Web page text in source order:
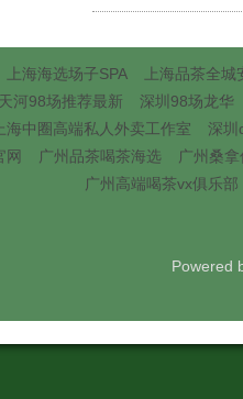
上海海选场子SPA
上海品茶全城
河98场推荐最新
深圳98场龙华
上海中圈高端私人外卖工作室
深圳
网
广州品茶喝茶海选
广州桑
广州高端喝茶vx俱乐部
Powered